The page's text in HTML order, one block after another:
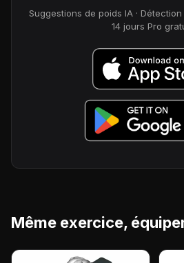
Suggestions de poids IA ·
14 jours Pro
Même exercice,